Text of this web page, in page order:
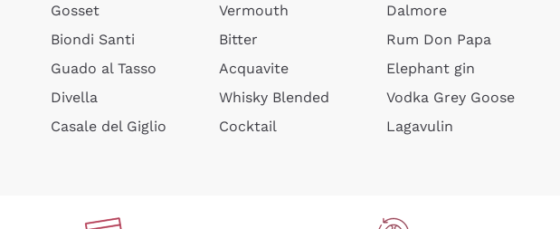
Gosset
Biondi Santi
Guado al Tasso
Divella
Casale del Giglio
Vermouth
Bitter
Acquavite
Whisky Blended
Cocktail
Dalmore
Rum Don Papa
Elephant gin
Vodka Grey Goose
Lagavulin